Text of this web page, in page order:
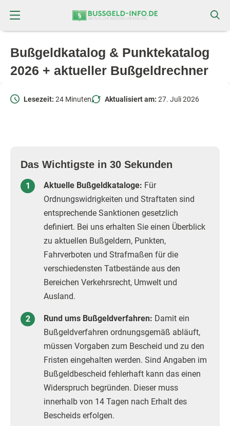
Inhalt
springen
Navigation
springen
Bußgeldkatalog & Punktekatalog
2026 + aktueller Bußgeldrechner
Lesezeit: 24 Minuten Aktualisiert am: 27. Juli 2026
Das Wichtigste in 30 Sekunden
Aktuelle Bußgeldkataloge: Für
Ordnungswidrigkeiten und Straftaten sind
entsprechende Sanktionen gesetzlich
definiert. Bei uns erhalten Sie einen Überblick
zu aktuellen Bußgeldern, Punkten,
Fahrverboten und Strafmaßen für die
verschiedensten Tatbestände aus den
Bereichen Verkehrsrecht, Umwelt und
Ausland.
Rund ums Bußgeldverfahren: Damit ein
Bußgeldverfahren ordnungsgemäß abläuft,
müssen Vorgaben zum Bescheid und zu den
Fristen eingehalten werden. Sind Angaben im
Bußgeldbescheid fehlerhaft kann das einen
Widerspruch begründen. Dieser muss
innerhalb von 14 Tagen nach Erhalt des
Bescheids erfolgen.